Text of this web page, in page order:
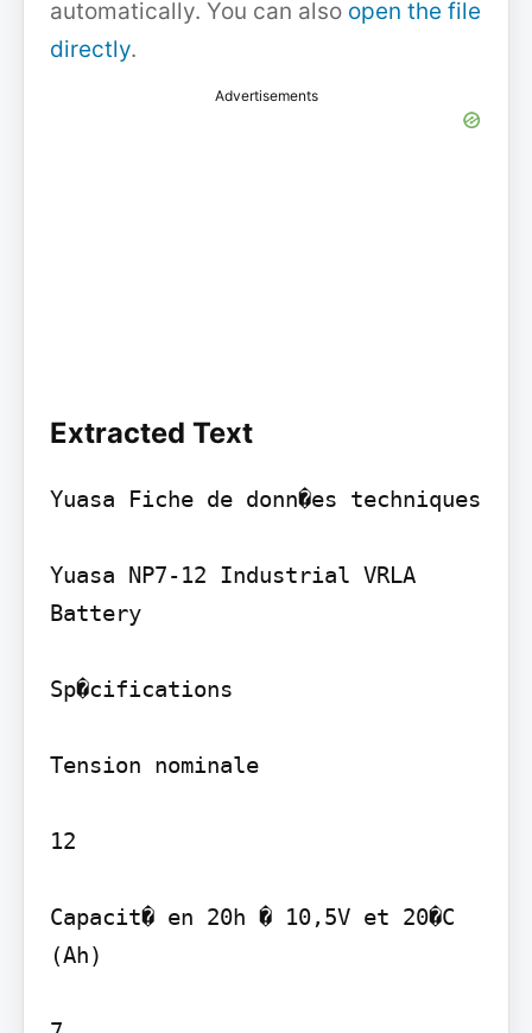
automatically. You can also open the file
directly.
Advertisements
Extracted Text
Yuasa Fiche de donn�es techniques
Yuasa NP7-12 Industrial VRLA
Battery
Sp�cifications
Tension nominale
12
Capacit� en 20h � 10,5V et 20�C
(Ah)